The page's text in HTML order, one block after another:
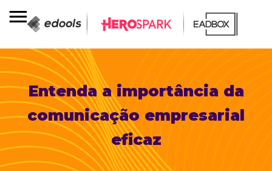
Entenda a importância da
comunicação empresarial
eficaz